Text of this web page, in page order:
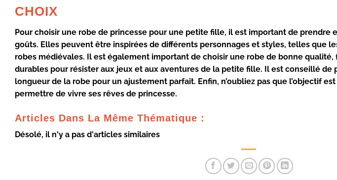
CHOIX
Pour choisir une robe de princesse pour une petite fille, il est important de prendre
goûts. Elles peuvent être inspirées de différents personnages et styles, telles que
robes médiévales. Il est également important de choisir une robe de bonne
durables pour résister aux jeux et aux aventures de la petite fille. Il est conseillé
longueur de la robe pour un ajustement parfait. Enfin, n’oubliez pas que l’objectif
permettre de vivre ses rêves de princesse.
Articles Dans La Même Thématique :
Désolé, il n'y a pas d'articles similaires